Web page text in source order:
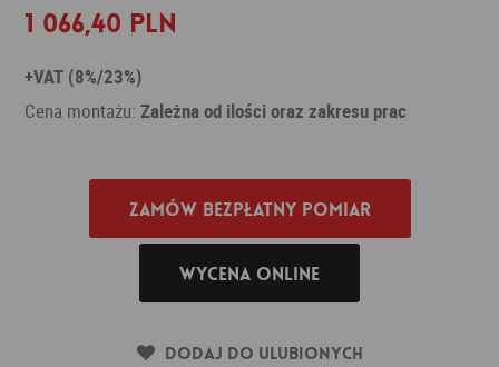
1 066,40 PLN
+VAT (8%/23%)
Cena montażu:Zależna od ilości oraz zakresu prac
Zamów bezpłatny pomiar
Wycena online
Dodaj do ulubionych